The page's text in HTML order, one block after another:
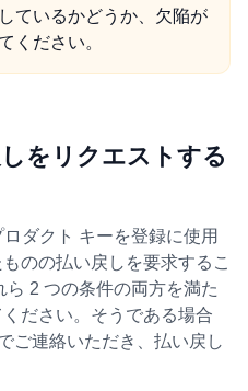
ているかどうか、欠陥が
ください。
をリクエストする
ダクト キーを登録に使用
のの払い戻しを要求するこ
2 つの条件の両方を満た
ださい。そうである場合
ご連絡いただき、払い戻し